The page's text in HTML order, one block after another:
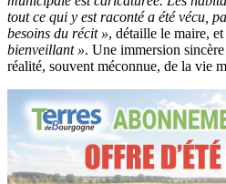
tout ce qui y est raconté a été vécu,
besoins du récit », détaille le maire,
bienveillant ». Une immersion
réalité, souvent méconnue, de la vie